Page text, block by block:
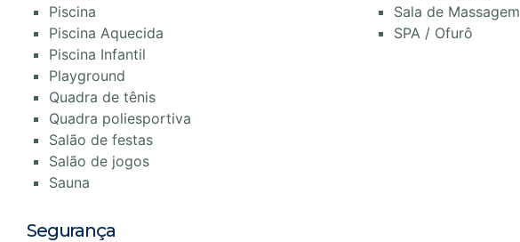
Piscina
Piscina Aquecida
Piscina Infantil
Playground
Quadra de tênis
Quadra poliesportiva
Salão de festas
Salão de jogos
Sauna
Sala de Massagem
SPA / Ofurô
Segurança